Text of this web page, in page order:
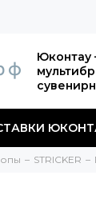
Юконтау
STRICKER